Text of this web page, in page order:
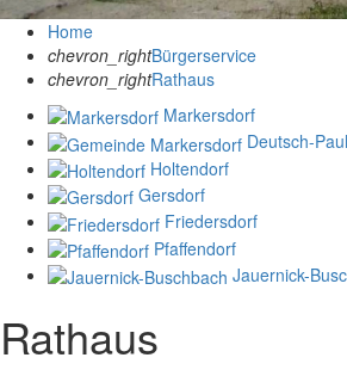
Home
chevron_rightBürgerservice
chevron_rightRathaus
Markersdorf
Deutsch-
Holtendorf
Gersdorf
Friedersdorf
Pfaffendorf
Jauernick-
Rathaus